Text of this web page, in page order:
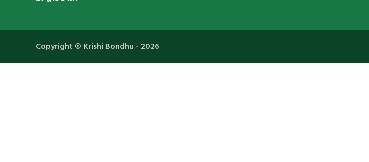
Copyright © Krishi Bondhu - 2026